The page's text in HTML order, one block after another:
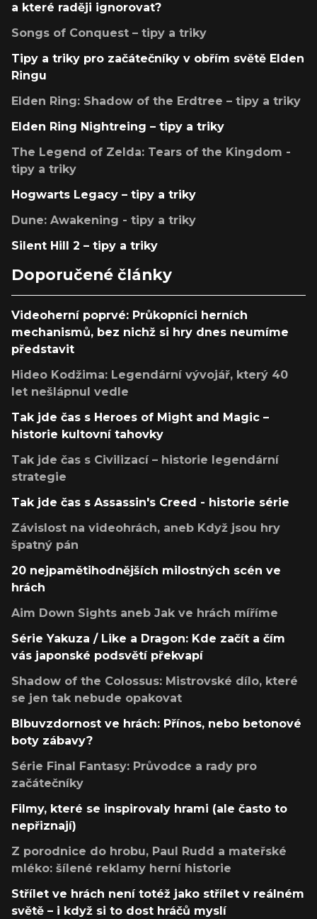
a které raději ignorovat?
Songs of Conquest – tipy a triky
Tipy a triky pro začátečníky v obřím světě Elden
Ringu
Elden Ring: Shadow of the Erdtree – tipy a triky
Elden Ring Nightreing – tipy a triky
The Legend of Zelda: Tears of the Kingdom -
tipy a triky
Hogwarts Legacy – tipy a triky
Dune: Awakening - tipy a triky
Silent Hill 2 – tipy a triky
Doporučené články
Videoherní poprvé: Průkopníci herních
mechanismů, bez nichž si hry dnes neumíme
představit
Hideo Kodžima: Legendární vývojář, který 40
let nešlápnul vedle
Tak jde čas s Heroes of Might and Magic –
historie kultovní tahovky
Tak jde čas s Civilizací – historie legendární
strategie
Tak jde čas s Assassin's Creed - historie série
Závislost na videohrách, aneb Když jsou hry
špatný pán
20 nejpamětihodnějších milostných scén ve
hrách
Aim Down Sights aneb Jak ve hrách míříme
Série Yakuza / Like a Dragon: Kde začít a čím
vás japonské podsvětí překvapí
Shadow of the Colossus: Mistrovské dílo, které
se jen tak nebude opakovat
Blbuvzdornost ve hrách: Přínos, nebo betonové
boty zábavy?
Série Final Fantasy: Průvodce a rady pro
začátečníky
Filmy, které se inspirovaly hrami (ale často to
nepřiznají)
Z porodnice do hrobu, Paul Rudd a mateřské
mléko: šílené reklamy herní historie
Střílet ve hrách není totéž jako střílet v reálném
světě – i když si to dost hráčů myslí